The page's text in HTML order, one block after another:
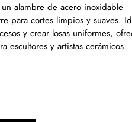
alambre de acero inoxidable
para cortes limpios y suaves.
y crear losas uniformes,
escultores y artistas cerámicos.